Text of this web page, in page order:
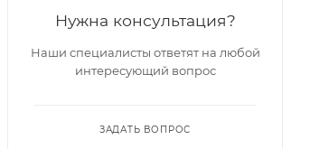
Нужна консультация?
Наши специалисты ответят на любой
интересующий вопрос
ЗАДАТЬ ВОПРОС